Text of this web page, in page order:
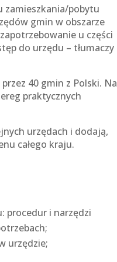
zamieszkania/pobytu
gmin w obszarze
u części
do urzędu – tłumaczy
40 gmin z Polski. Na
praktycznych
urzędach i dodają,
całego kraju.
procedur i narzędzi
urzędzie;